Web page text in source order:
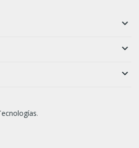
keyboard_arrow_down
keyboard_arrow_down
keyboard_arrow_down
.